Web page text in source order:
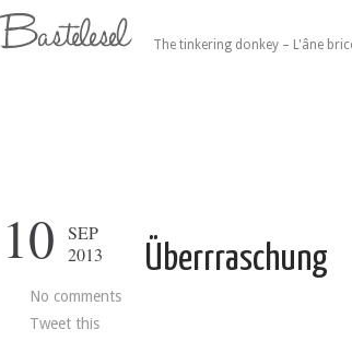
The tinkering donkey – L'âne
10
SEP
2013
No comments
Tweet this
Überrraschung